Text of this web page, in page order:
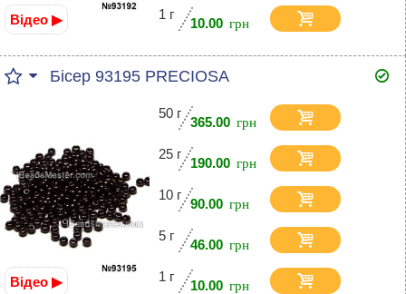
Відео ▶ 1 г
10.00
Бісер 93195 PRECIOSA
Відео ▶
50 г
365.00
25 г
190.00
10 г
90.00
5 г
46.00
1 г
10.00